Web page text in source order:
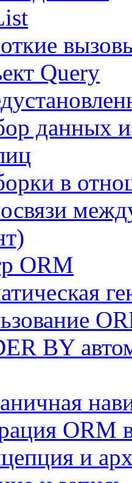
Query
данных
в
ORM
BY
ORM
и